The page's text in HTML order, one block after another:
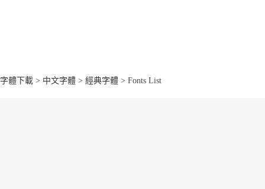
字體下載 > 中文字體 > 經典字體 > Fonts List